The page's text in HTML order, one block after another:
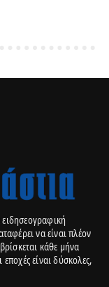
να είναι πλέον
κάθε μήνα
είναι δύσκολες,